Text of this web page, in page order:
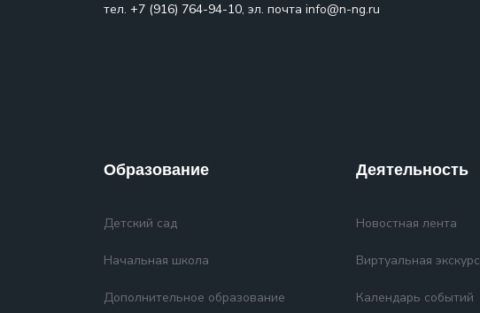
тел. +7 (916) 764-94-10, эл. почта info@n-ng.ru
Образование
Детский сад
Начальная школа
Дополнительное образование
Деятельность
Новостная лента
Виртуальная
Календарь событий